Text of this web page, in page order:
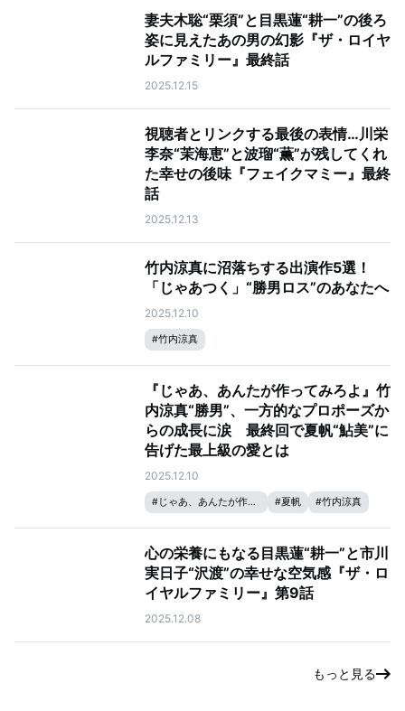
妻夫木聡“栗須”と目黒蓮“耕一”の後ろ
姿に見えたあの男の幻影『ザ・ロイヤ
ルファミリー』最終話
2025.12.15
視聴者とリンクする最後の表情…川栄
李奈“茉海恵”と波瑠“薫”が残してくれ
た幸せの後味『フェイクマミー』最終
話
2025.12.13
竹内涼真に沼落ちする出演作5選！
「じゃあつく」“勝男ロス”のあなたへ
2025.12.10
#竹内涼真
『じゃあ、あんたが作ってみろよ』竹
内涼真“勝男”、一方的なプロポーズか
らの成長に涙 最終回で夏帆“鮎美”に
告げた最上級の愛とは
2025.12.10
#じゃあ、あんたが作ってみろよ #夏帆 #竹内涼真
心の栄養にもなる目黒蓮“耕一”と市川
実日子“沢渡”の幸せな空気感『ザ・ロ
イヤルファミリー』第9話
2025.12.08
もっと見る